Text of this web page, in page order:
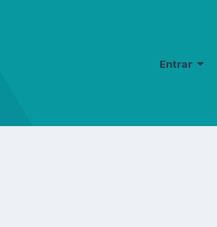
Entrar